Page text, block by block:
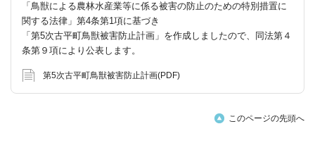
「鳥獣による農林水産業等に係る被害の防止のための特別措置に
関する法律」第4条第1項に基づき
「第5次古平町鳥獣被害防止計画」を作成しましたので、同法第４
条第９項により公表します。
第5次古平町鳥獣被害防止計画(PDF)
このページの先頭へ